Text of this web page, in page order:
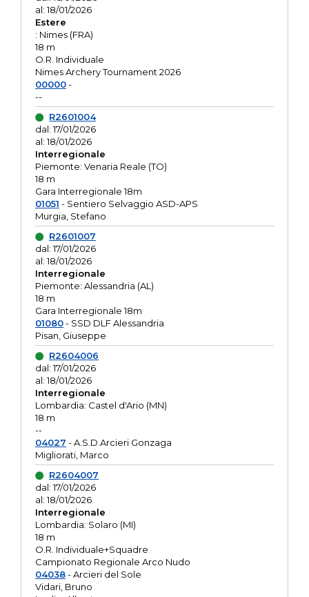
al: 18/01/2026
Estere
: Nimes (FRA)
18 m
O.R. Individuale
Nimes Archery Tournament 2026
00000-
--
R2601004
dal: 17/01/2026
al: 18/01/2026
Interregionale
Piemonte: Venaria Reale (TO)
18 m
Gara Interregionale 18m
01051 - Sentiero Selvaggio ASD-APS
Murgia, Stefano
R2601007
dal: 17/01/2026
al: 18/01/2026
Interregionale
Piemonte: Alessandria (AL)
18 m
Gara Interregionale 18m
01080- SSD DLF Alessandria
Pisan, Giuseppe
R2604006
dal: 17/01/2026
al: 18/01/2026
Interregionale
Lombardia: Castel d'Ario (MN)
18 m
--
04027 - A.S.D.Arcieri Gonzaga
Migliorati, Marco
R2604007
dal: 17/01/2026
al: 18/01/2026
Interregionale
Lombardia: Solaro (MI)
18 m
O.R. Individuale+Squadre
Campionato Regionale Arco Nudo
04038- Arcieri del Sole
Vidari, Bruno